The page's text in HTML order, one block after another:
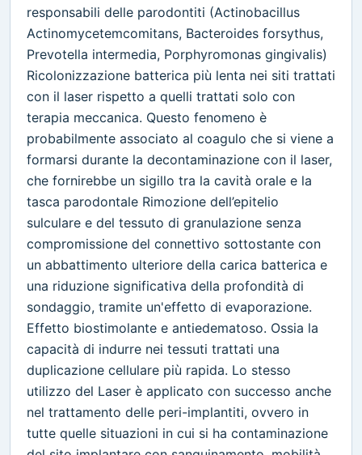
responsabili delle parodontiti (Actinobacillus
Actinomycetemcomitans, Bacteroides forsythus,
Prevotella intermedia, Porphyromonas gingivalis)
Ricolonizzazione batterica più lenta nei siti trattati
con il laser rispetto a quelli trattati solo con
terapia meccanica. Questo fenomeno è
probabilmente associato al coagulo che si viene a
formarsi durante la decontaminazione con il laser,
che fornirebbe un sigillo tra la cavità orale e la
tasca parodontale Rimozione dell’epitelio
sulculare e del tessuto di granulazione senza
compromissione del connettivo sottostante con
un abbattimento ulteriore della carica batterica e
una riduzione significativa della profondità di
sondaggio, tramite un'effetto di evaporazione.
Effetto biostimolante e antiedematoso. Ossia la
capacità di indurre nei tessuti trattati una
duplicazione cellulare più rapida. Lo stesso
utilizzo del Laser è applicato con successo anche
nel trattamento delle peri-implantiti, ovvero in
tutte quelle situazioni in cui si ha contaminazione